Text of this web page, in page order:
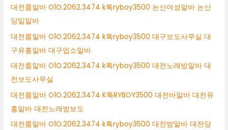
대전룸알바 O1O.2062.3474 k톡ryboy3500 논산여성알바 논산
당일알바
대전룸알바 O1O.2062.3474 k톡ryboy3500 대구보도사무실 대
구유흥알바 대구업소알바
대전룸알바 O1O.2062.3474 k톡ryboy3500 대전노래방알바 대
전보도사무실
대전룸알바 O1O.2062.3474 K톡RYBOY3500 대전바알바 대전유
흥알바 대전노래방보도
대전룸알바 O1O.2062.3474 k톡ryboy3500 대전밤알바 대전당